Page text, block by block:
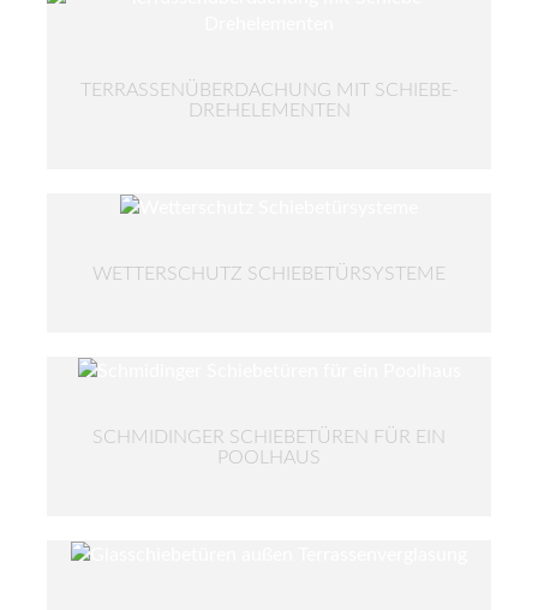
TERRASSENÜBERDACHUNG MIT SCHIEBE-
DREHELEMENTEN
WETTERSCHUTZ SCHIEBETÜRSYSTEME
SCHMIDINGER SCHIEBETÜREN FÜR EIN
POOLHAUS